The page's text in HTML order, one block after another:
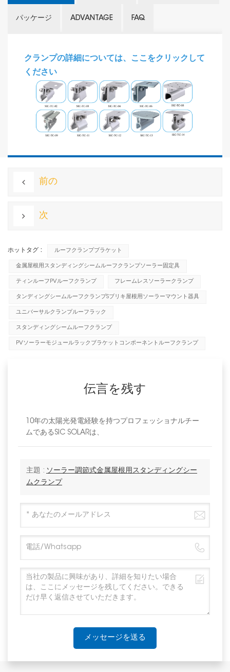
パッケージ ADVANTAGE FAQ
クランプの詳細については、ここをクリックして
ください
前の
次
ホットタグ : ルーフクランプブラケット
金属屋根用スタンディングシームルーフクランプソーラー固定具
ティンルーフPVルーフクランプ フレームレスソーラークランプ
タンディングシームルーフクランプSブリキ屋根用ソーラーマウント器具
ユニバーサルクランプルーフラック
スタンディングシームルーフクランプ
PVソーラーモジュールラックブラケットコンポーネントルーフクランプ
伝言を残す
10年の太陽光発電経験を持つプロフェッショナルチー
ムであるSIC SOLARは、
主題 : ソーラー調節式金属屋根用スタンディングシー
ムクランプ
メッセージを送る